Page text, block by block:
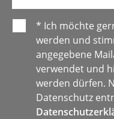
* Ich möchte
werden und
angegebene
verwendet und
werden dürfen.
Datenschutz